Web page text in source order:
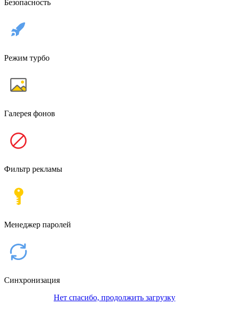
Безопасность
Режим турбо
Галерея фонов
Фильтр рекламы
Менеджер паролей
Синхронизация
Нет спасибо, продолжить загрузку